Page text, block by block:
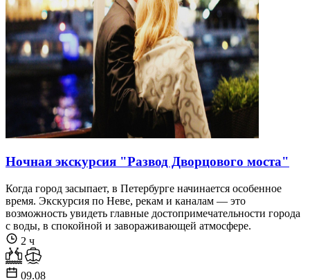
Ночная экскурсия "Развод Дворцового моста"
Когда город засыпает, в Петербурге начинается особенное
время. Экскурсия по Неве, рекам и каналам — это
возможность увидеть главные достопримечательности города
с воды, в спокойной и завораживающей атмосфере.
2 ч
09.08